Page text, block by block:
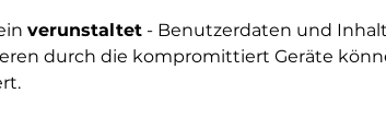
verunstaltet - Benutzerdaten und
durch die kompromittiert Geräte